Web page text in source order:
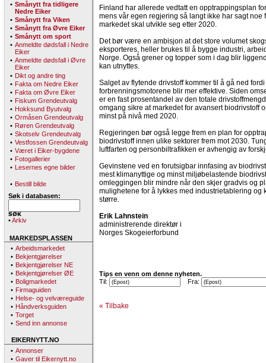
• Smånytt fra tidligere
Nedre Eiker
• Smånytt fra Viken
• Smånytt fra Øvre Eiker
• Smånytt om sport
• Anmeldte dødsfall i Nedre
Eiker
• Anmeldte dødsfall i Øvre
Eiker
• Dikt og andre ting
• Fakta om Nedre Eiker
• Fakta om Øvre Eiker
• Fiskum Grendeutvalg
• Hokksund Byutvalg
• Ormåsen Grendeutvalg
• Røren Grendeutvalg
• Skotselv Grendeutvalg
• Vestfossen Grendeutvalg
• Været i Eiker-bygdene
• Fotogallerier
• Lesernes egne bilder
• Bestill bilde
Søk i databasen:
•Arkiv
MARKEDSPLASSEN
• Arbeidsmarkedet
• Bekjentgjørelser
• Bekjentgjørelser NE
• Bekjentgjørelser ØE
• Boligmarkedet
• Firmaguiden
• Helse- og velværeguide
• Håndverksguiden
• Torget
• Send inn annonse
EIKERNYTT.NO
• Annonser
• Gaver til Eikernytt.no
Finland har allerede vedtatt en opptrappingsplan
mens vår egen regjering så langt ikke har sagt noe
markedet skal utvikle seg etter 2020.
Det bør være en ambisjon at det store volumet
eksporteres, heller brukes til å bygge industri,
Norge. Også grener og topper som i dag blir
kan utnyttes.
Salget av flytende drivstoff kommer til å gå ned
forbrenningsmotorene blir mer effektive. Siden
er en fast prosentandel av den totale
omgang sikre at markedet for avansert biodrivstoff
minst på nivå med 2020.
Regjeringen bør også legge frem en plan for
biodrivstoff innen ulike sektorer frem mot 2030.
luftfarten og personbiltrafikken er avhengig av
Gevinstene ved en forutsigbar innfasing av
mest klimanyttige og minst miljøbelastende
omleggingen blir mindre når den skjer gradvis og
mulighetene for å lykkes med industrietablering og
større.
Erik Lahnstein
administrerende direktør i
Norges Skogeierforbund
Tips en venn om denne nyheten.
Til:
Fra:
« Tilbake